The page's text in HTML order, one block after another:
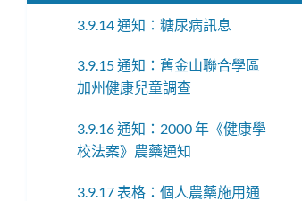
3.9.14 通知：糖尿病訊息
3.9.15 通知：舊金山聯合學區
加州健康兒童調查
3.9.16 通知：2000 年《健康學
校法案》農藥通知
3.9.17 表格：個人農藥施用通